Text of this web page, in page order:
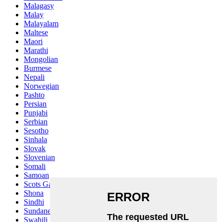
Malagasy
Malay
Malayalam
Maltese
Maori
Marathi
Mongolian
Burmese
Nepali
Norwegian
Pashto
Persian
Punjabi
Serbian
Sesotho
Sinhala
Slovak
Slovenian
Somali
Samoan
Scots Gaelic
Shona
Sindhi
Sundanese
Swahili